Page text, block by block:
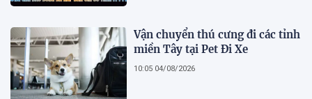
Vận chuyển thú cưng đi các tỉnh
miền Tây tại Pet Đi Xe
10:05 04/08/2026